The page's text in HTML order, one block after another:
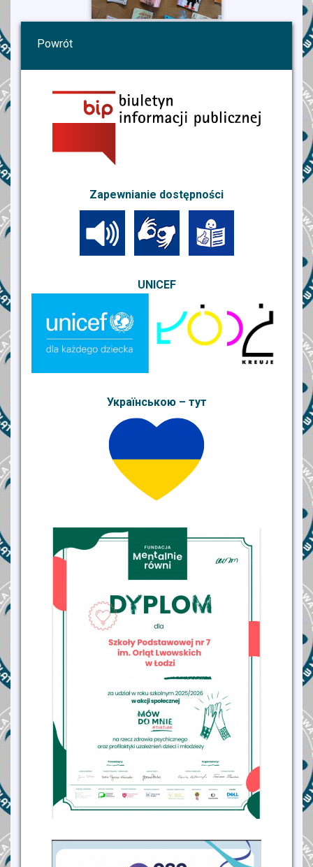
Powrót
Zapewnianie dostępności
UNICEF
Українською – тут